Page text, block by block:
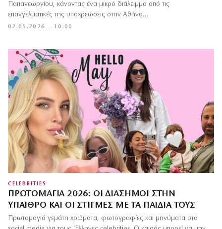
02.05.2026 — 10:00
Παπαγεωργίου, κάνοντας ένα μικρό διάλειμμα από τις
επαγγελματικές της υποχρεώσεις στην Αθήνα…
CELEBRITIES
ΠΡΩΤΟΜΑΓΙΆ 2026: ΟΙ ΔΙΆΣΗΜΟΙ ΣΤΗΝ
ΎΠΑΙΘΡΟ ΚΑΙ ΟΙ ΣΤΙΓΜΈΣ ΜΕ ΤΑ ΠΑΙΔΙΆ ΤΟΥΣ
Πρωτομαγιά γεμάτη χρώματα, φωτογραφίες και μηνύματα στα